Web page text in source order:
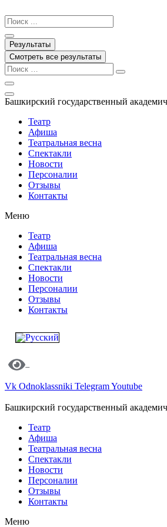
к
содержимому
Search
...
Результаты
Смотреть все результаты
Башкирский государственный
Театр
Афиша
Театральная весна
Спектакли
Новости
Персоналии
Отзывы
Контакты
Меню
Театр
Афиша
Театральная весна
Спектакли
Новости
Персоналии
Отзывы
Контакты
Vk Odnoklassniki TelegramYoutube
Башкирский государственный
Театр
Афиша
Театральная весна
Спектакли
Новости
Персоналии
Отзывы
Контакты
Меню